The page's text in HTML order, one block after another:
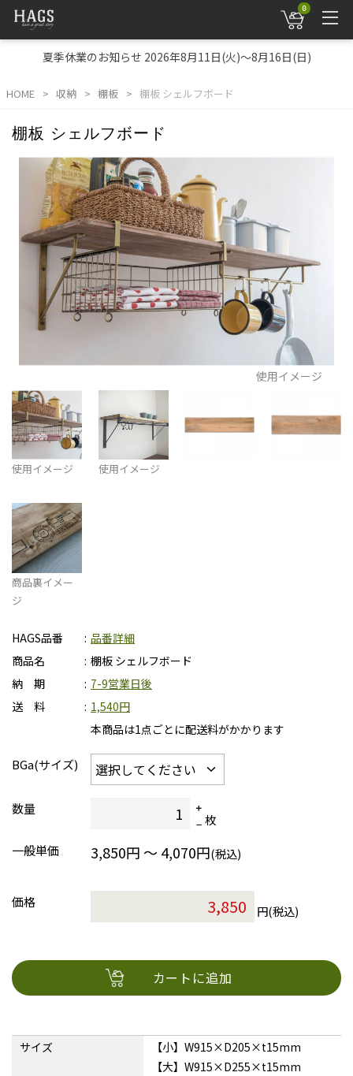
0
夏季休業のお知らせ 2026年8月11日(火)～8月16日(日)
HOME 収納 棚板 棚板 シェルフボード
棚板 シェルフボード
使用イメージ
使用イメージ 使用イメージ
商品裏イメー
ジ
HAGS品番
品番詳細
商品名
棚板 シェルフボード
納 期
7-9営業日後
送 料
1,540円
本商品は1点ごとに配送料がかかります
BGa(サイズ)
数量
枚
一般単価
3,850円 ～ 4,070円(税込)
価格
円(税込)
カートに追加
サイズ
【小】W915×D205×t15mm
【大】W915×D255×t15mm